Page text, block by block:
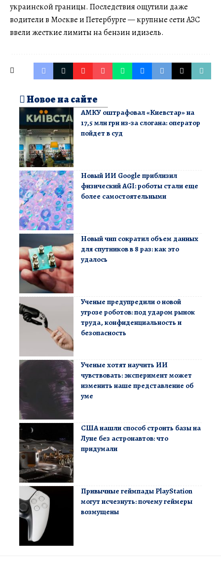
украинской границы. Последствия ощутили даже
водители в Москве и Петербурге — крупные сети АЗС
ввели жесткие лимиты на бензин идизель.
Новое на сайте
АМКУ оштрафовал «Киевстар» на
17,5 млн грн из-за слогана: оператор
пойдет в суд
Новый ИИ Google приблизил
физический AGI: роботы стали еще
более самостоятельными
Новый чип сократил объем данных
для спутников в 8 раз: как это
удалось
Ученые предупредили о новой
угрозе роботов: под ударом рынок
труда, конфиденциальность и
безопасность
Ученые хотят научить ИИ
чувствовать: эксперимент может
изменить наше представление об
уме
США нашли способ строить базы на
Луне без астронавтов: что
придумали
Привычные геймпады PlayStation
могут исчезнуть: почему геймеры
возмущены